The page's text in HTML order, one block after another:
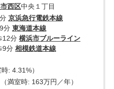
西区中央１丁目
京浜急行電鉄本線
分 東海道本線
12分 横浜市ブルーライン
9分 相模鉄道本線
: 4.31%）
満室時: 163万円／年）